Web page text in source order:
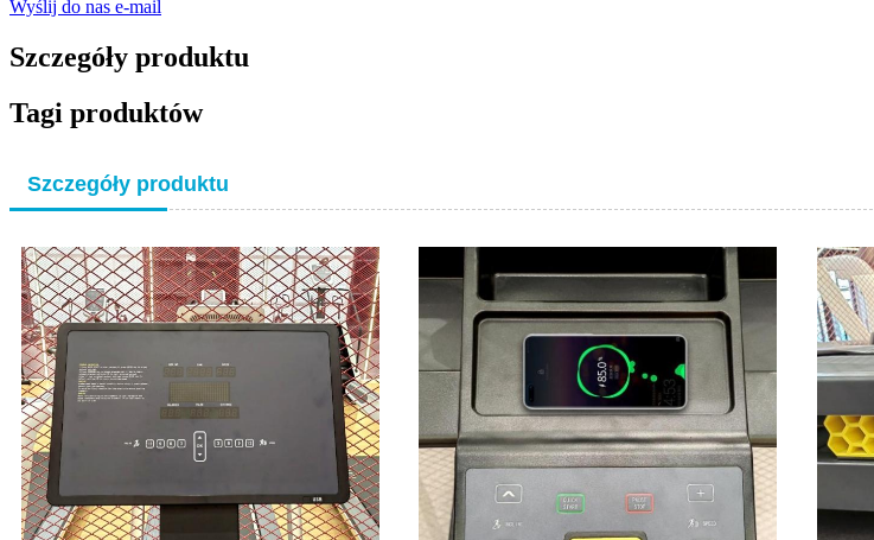
Wyślij do nas e-mail
Szczegóły produktu
Tagi produktów
Szczegóły produktu